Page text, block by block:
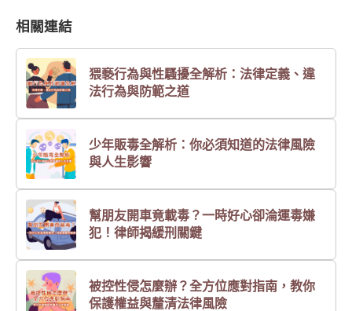
相關連結
猥褻行為與性騷擾全解析：法律定義、違
法行為與防範之道
少年販毒全解析：你必須知道的法律風險
與人生影響
幫朋友開車竟載毒？一時好心卻淪運毒嫌
犯！律師揭緩刑關鍵
被控性侵怎麼辦？全方位應對指南，教你
保護權益與釐清法律風險